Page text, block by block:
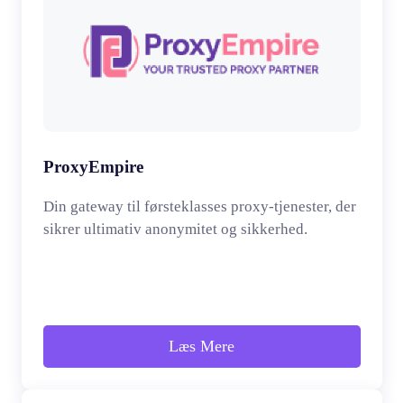
ProxyEmpire
Din gateway til førsteklasses proxy-tjenester, der
sikrer ultimativ anonymitet og sikkerhed.
Læs Mere